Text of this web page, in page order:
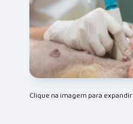
Clique na imagem para expandir